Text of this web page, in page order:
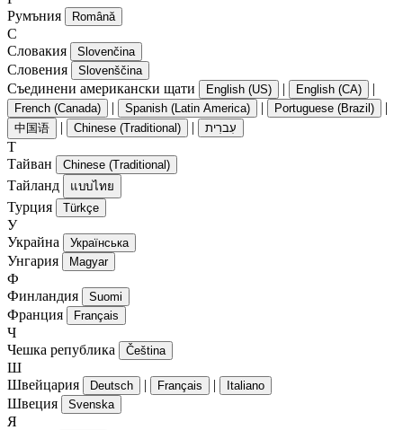
Румъния
Română
С
Словакия
Slovenčina
Словения Slovenščina
Съединени американски щати English (US) | English (CA) |
French (Canada) | Spanish (Latin America) | Portuguese (Brazil) |
中国语 | Chinese (Traditional) | עִברִית
Т
Тайван
Chinese (Traditional)
Тайланд แบบไทย
Турция Türkçe
У
Украйна
Українська
Унгария Magyar
Ф
Финландия
Suomi
Франция Français
Ч
Чешка република
Čeština
Ш
Швейцария
Deutsch | Français | Italiano
Швеция Svenska
Я